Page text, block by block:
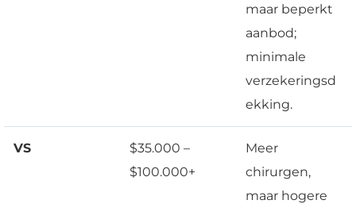
maar beperkt
aanbod;
minimale
verzekeringsd
ekking.
VS
$35.000 –
$100.000+
Meer
chirurgen,
maar hogere